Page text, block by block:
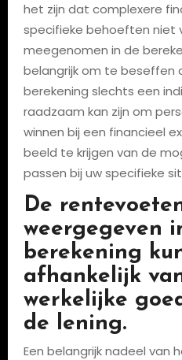
het zijn dat complexere
specifieke behoeften niet
meegenomen in de
belangrijk om te beseffen
berekening slechts een
raadzaam kan zijn om
winnen bij een financieel
beeld te krijgen van de
passen bij uw specifieke
De
weergegeven
berekening
afhankelijk
werkelijke
de lening.
Een belangrijk nadeel van